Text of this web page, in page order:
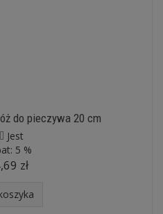
do pieczywa 20 cm
Jest
5 %
zł